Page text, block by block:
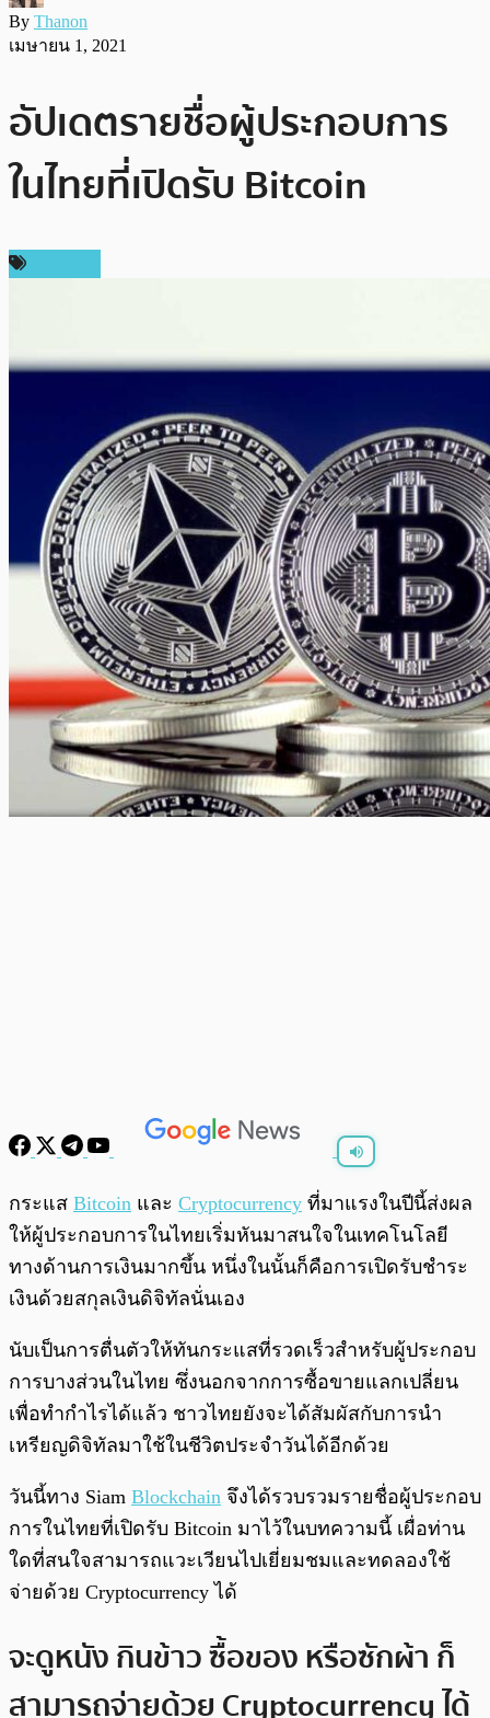
By Thanon
เมษายน 1, 2021
อัปเดตรายชื่อผู้ประกอบการ
ในไทยที่เปิดรับ Bitcoin
0:00 / 0:00
กระแส Bitcoin และ Cryptocurrency ที่มาแรงในปีนี้ส่งผล
ให้ผู้ประกอบการในไทยเริ่มหันมาสนใจในเทคโนโลยี
ทางด้านการเงินมากขึ้น หนึ่งในนั้นก็คือการเปิดรับชำระ
เงินด้วยสกุลเงินดิจิทัลนั่นเอง
นับเป็นการตื่นตัวให้ทันกระแสที่รวดเร็วสำหรับผู้ประกอบ
การบางส่วนในไทย ซึ่งนอกจากการซื้อขายแลกเปลี่ยน
เพื่อทำกำไรได้แล้ว ชาวไทยยังจะได้สัมผัสกับการนำ
เหรียญดิจิทัลมาใช้ในชีวิตประจำวันได้อีกด้วย
วันนี้ทาง Siam Blockchain จึงได้รวบรวมรายชื่อผู้ประกอบ
การในไทยที่เปิดรับ Bitcoin มาไว้ในบทความนี้ เผื่อท่าน
ใดที่สนใจสามารถแวะเวียนไปเยี่ยมชมและทดลองใช้
จ่ายด้วย Cryptocurrency ได้
จะดูหนัง กินข้าว ซื้อของ หรือซักผ้า ก็
สามารถจ่ายด้วย Cryptocurrency ได้